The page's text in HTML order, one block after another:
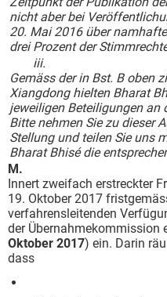
nicht aber bei
20. Mai 2016 über
drei Prozent der
iii.
Gemäss der in Bst. B oben
Xiangdong hielten Bharat
jeweiligen Beteiligungen an
Bitte nehmen Sie zu dieser
Stellung und teilen Sie uns
Bharat Bhisé die
M.
Innert zweifach erstreckter
19. Oktober 2017
verfahrensleitenden
der Übernahmekommission
Oktober 2017) ein. Darin
dass